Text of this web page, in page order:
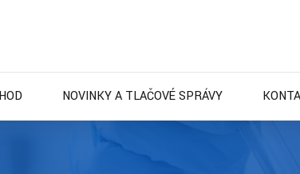
NOVINKY A TLAČOVÉ SPRÁVY